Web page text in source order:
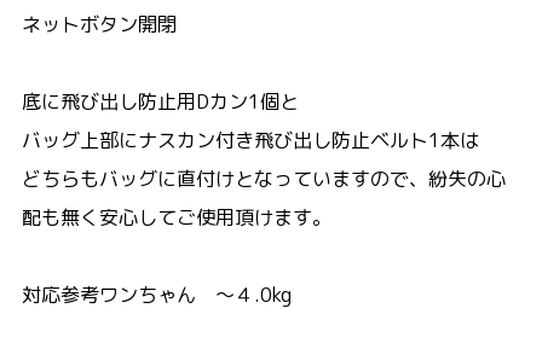
ネットボタン開閉
底に飛び出し防止用Dカン1個と
バッグ上部にナスカン付き飛び出し防止ベルト1本は
どちらもバッグに直付けとなっていますので、紛失の心
配も無く安心してご使用頂けます。
対応参考ワンちゃん ～４.0kg